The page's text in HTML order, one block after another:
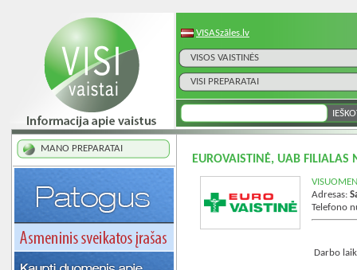
VISASzāles.lv
VISOS VAISTINĖS
VISI PREPARATAI
MANO PREPARATAI
EUROVAISTINĖ, UAB FILIALAS
Adresas:
Telefono
Darbo